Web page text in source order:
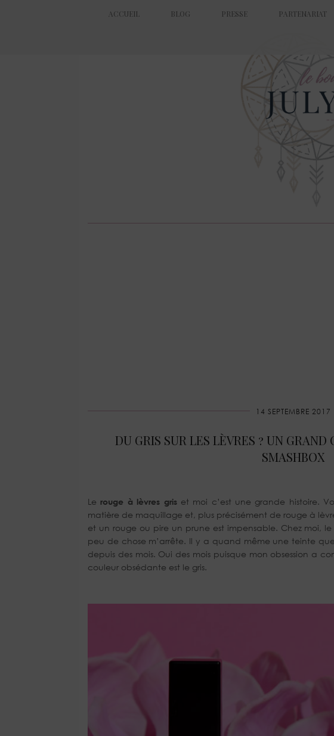
ACCUEIL BLOG PRESSE PARTENARIAT
14 SEPTEMBRE 2017
DU GRIS SUR LES LÈVRES ? UN
SMASHBOX
Lerouge à lèvres griset moi c’est une grande histoire.
matière de maquillage et, plus précisément de rouge à
et un rouge ou pire un prune est impensable. Chez moi,
peu de chose m’arrête. Il y a quand même une teinte
depuis des mois. Oui des mois puisque mon obsession a
couleur obsédante est le gris.